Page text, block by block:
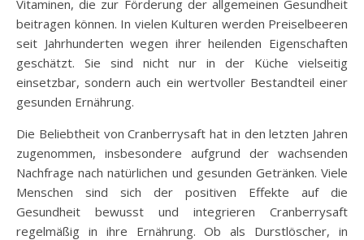
Vitaminen, die zur Förderung der allgemeinen Gesundheit
beitragen können. In vielen Kulturen werden Preiselbeeren
seit Jahrhunderten wegen ihrer heilenden Eigenschaften
geschätzt. Sie sind nicht nur in der Küche vielseitig
einsetzbar, sondern auch ein wertvoller Bestandteil einer
gesunden Ernährung.
Die Beliebtheit von Cranberrysaft hat in den letzten Jahren
zugenommen, insbesondere aufgrund der wachsenden
Nachfrage nach natürlichen und gesunden Getränken. Viele
Menschen sind sich der positiven Effekte auf die
Gesundheit bewusst und integrieren Cranberrysaft
regelmäßig in ihre Ernährung. Ob als Durstlöscher, in